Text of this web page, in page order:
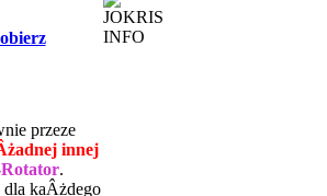
przeze
innej
.
kaÂżdego